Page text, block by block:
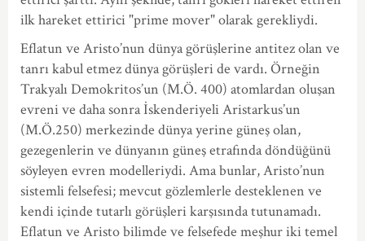
ilk hareket ettirici "prime mover" olarak gerekliydi.
Eflatun ve Aristo’nun dünya görüşlerine antitez olan ve
tanrı kabul etmez dünya görüşleri de vardı. Örneğin
Trakyalı Demokritos’un (M.Ö. 400) atomlardan oluşan
evreni ve daha sonra İskenderiyeli Aristarkus’un
(M.Ö.250) merkezinde dünya yerine güneş olan,
gezegenlerin ve dünyanın güneş etrafında döndüğünü
söyleyen evren modelleriydi. Ama bunlar, Aristo’nun
sistemli felsefesi; mevcut gözlemlerle desteklenen ve
kendi içinde tutarlı görüşleri karşısında tutunamadı.
Eflatun ve Aristo bilimde ve felsefede meşhur iki temel